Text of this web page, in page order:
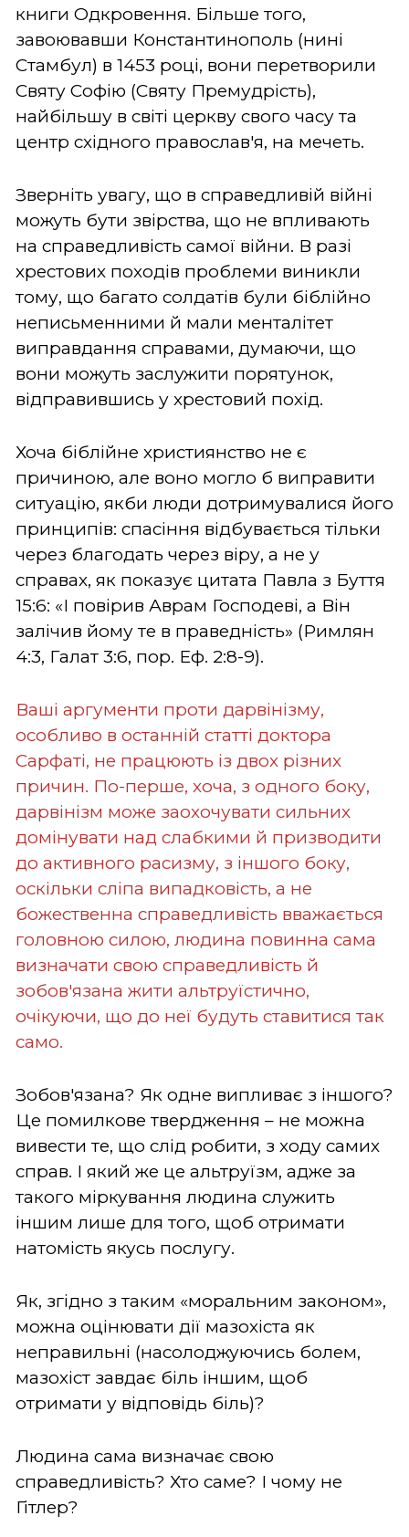
книги Одкровення. Більше того,
завоювавши Константинополь (нині
Стамбул) в 1453 році, вони перетворили
Святу Софію (Святу Премудрість),
найбільшу в світі церкву свого часу та
центр східного православ'я, на мечеть.
Зверніть увагу, що в справедливій війні
можуть бути звірства, що не впливають
на справедливість самої війни. В разі
хрестових походів проблеми виникли
тому, що багато солдатів були біблійно
неписьменними й мали менталітет
виправдання справами, думаючи, що
вони можуть заслужити порятунок,
відправившись у хрестовий похід.
Хоча біблійне християнство не є
причиною, але воно могло б виправити
ситуацію, якби люди дотримувалися його
принципів: спасіння відбувається тільки
через благодать через віру, а не у
справах, як показує цитата Павла з Буття
15:6: «І повірив Аврам Господеві, а Він
залічив йому те в праведність» (Римлян
4:3, Галат 3:6, пор. Еф. 2:8-9).
Ваші аргументи проти дарвінізму,
особливо в останній статті доктора
Сарфаті, не працюють із двох різних
причин. По-перше, хоча, з одного боку,
дарвінізм може заохочувати сильних
домінувати над слабкими й призводити
до активного расизму, з іншого боку,
оскільки сліпа випадковість, а не
божественна справедливість вважається
головною силою, людина повинна сама
визначати свою справедливість й
зобов'язана жити альтруїстично,
очікуючи, що до неї будуть ставитися так
само.
Зобов'язана? Як одне випливає з іншого?
Це помилкове твердження – не можна
вивести те, що слід робити, з ходу самих
справ. І який же це альтруїзм, адже за
такого міркування людина служить
іншим лише для того, щоб отримати
натомість якусь послугу.
Як, згідно з таким «моральним законом»,
можна оцінювати дії мазохіста як
неправильні (насолоджуючись болем,
мазохіст завдає біль іншим, щоб
отримати у відповідь біль)?
Людина сама визначає свою
справедливість? Хто саме? І чому не
Гітлер?